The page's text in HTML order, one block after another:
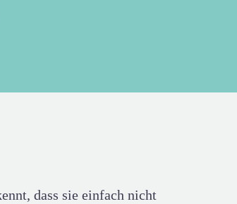
dass sie einfach nicht